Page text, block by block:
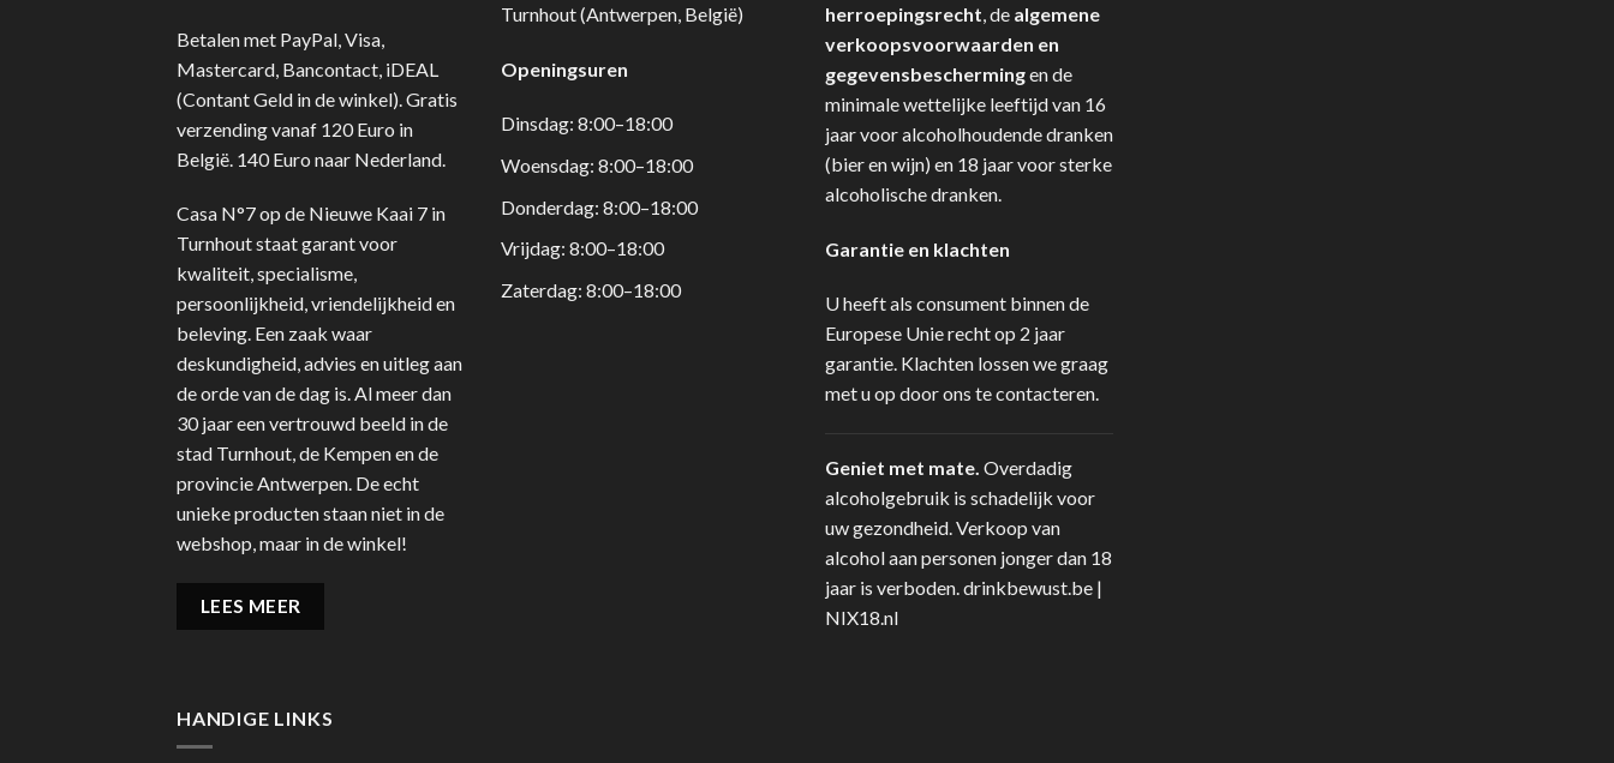
Betalen met PayPal, Visa,
Mastercard, Bancontact, iDEAL
(Contant Geld in de winkel). Gratis
verzending vanaf 120 Euro in
België. 140 Euro naar Nederland.
Casa N°7 op de Nieuwe Kaai 7 in
Turnhout staat garant voor
kwaliteit, specialisme,
persoonlijkheid, vriendelijkheid en
beleving. Een zaak waar
deskundigheid, advies en uitleg aan
de orde van de dag is. Al meer dan
30 jaar een vertrouwd beeld in de
stad Turnhout, de Kempen en de
provincie Antwerpen. De echt
unieke producten staan niet in de
webshop, maar in de winkel!
LEES MEER
Turnhout (Antwerpen, België)
Openingsuren
Dinsdag: 8:00–18:00
Woensdag: 8:00–18:00
Donderdag: 8:00–18:00
Vrijdag: 8:00–18:00
Zaterdag: 8:00–18:00
herroepingsrecht, de algemene
verkoopsvoorwaarden en
gegevensbeschermingen de
minimale wettelijke leeftijd van 16
jaar voor alcoholhoudende dranken
(bier en wijn) en 18 jaar voor sterke
alcoholische dranken.
Garantie en klachten
U heeft als consument binnen de
Europese Unie recht op 2 jaar
garantie. Klachten lossen we graag
met u op door ons te contacteren.
Geniet met mate. Overdadig
alcoholgebruik is schadelijk voor
uw gezondheid. Verkoop van
alcohol aan personen jonger dan 18
jaar is verboden.drinkbewust.be |
NIX18.nl
HANDIGE LINKS